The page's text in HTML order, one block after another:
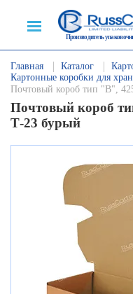
Производитель
Главная Каталог
Картонные коробки для
Почтовый короб тип "В",
Почтовый короб
Т-23 бурый